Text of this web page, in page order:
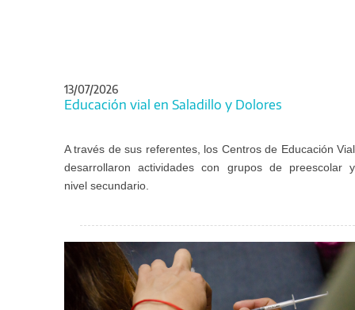
13/07/2026
Educación vial en Saladillo y Dolores
A través de sus referentes, los Centros de Educación Vial
desarrollaron actividades con grupos de preescolar y
nivel secundario.